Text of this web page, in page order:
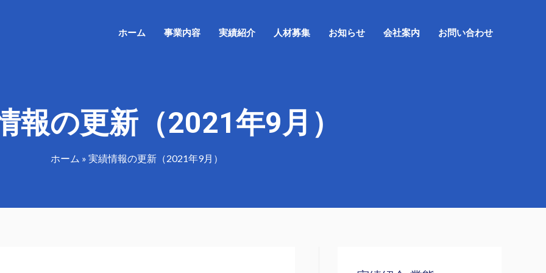
ホーム 事業内容 実績紹介 人材募集 お知らせ 会社案内 お問い合わせ
報の更新（2021年9月）
ホーム » 実績情報の更新（2021年9月）